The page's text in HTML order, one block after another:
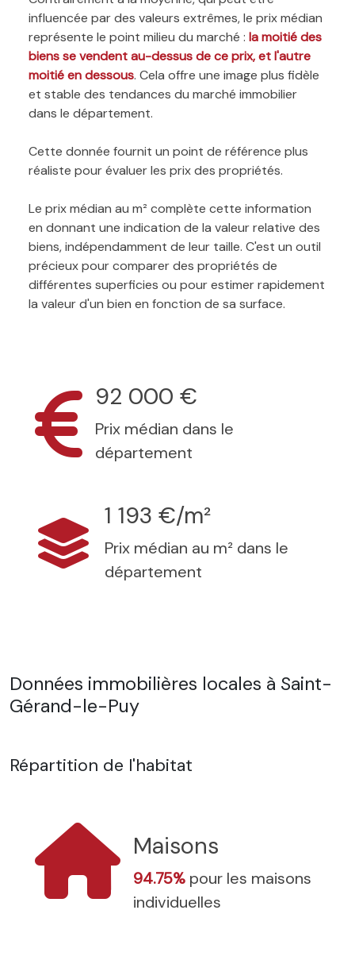
influencée par des valeurs extrêmes, le prix médian
représente le point milieu du marché : la moitié des
biens se vendent au-dessus de ce prix, et l'autre
moitié en dessous. Cela offre une image plus fidèle
et stable des tendances du marché immobilier
dans le département.
Cette donnée fournit un point de référence plus
réaliste pour évaluer les prix des propriétés.
Le prix médian au m² complète cette information
en donnant une indication de la valeur relative des
biens, indépendamment de leur taille. C'est un outil
précieux pour comparer des propriétés de
différentes superficies ou pour estimer rapidement
la valeur d'un bien en fonction de sa surface.
92 000 €
Prix médian dans le
département
1 193 €/m²
Prix médian au m² dans le
département
Données immobilières locales à Saint-
Gérand-le-Puy
Répartition de l'habitat
Maisons
94.75% pour les maisons
individuelles